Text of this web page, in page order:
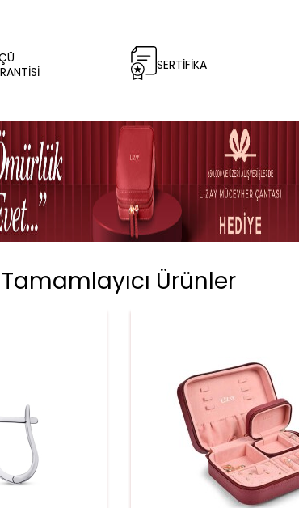
SERTİFİKA
Tamamlayıcı Ürünler